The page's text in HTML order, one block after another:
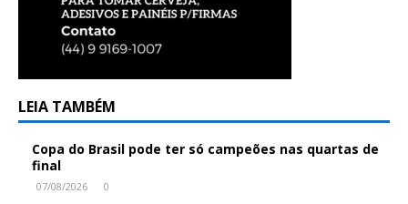
LEIA TAMBÉM
Copa do Brasil pode ter só campeões nas quartas de
final
07/08/2026 0